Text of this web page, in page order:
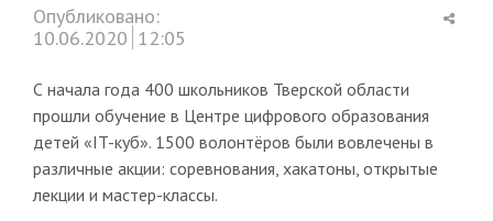
Опубликовано:
10.06.2020 12:05
С начала года 400 школьников Тверской области
прошли обучение в Центре цифрового образования
детей «IT-куб». 1500 волонтёров были вовлечены в
различные акции: соревнования, хакатоны, открытые
лекции и мастер-классы.